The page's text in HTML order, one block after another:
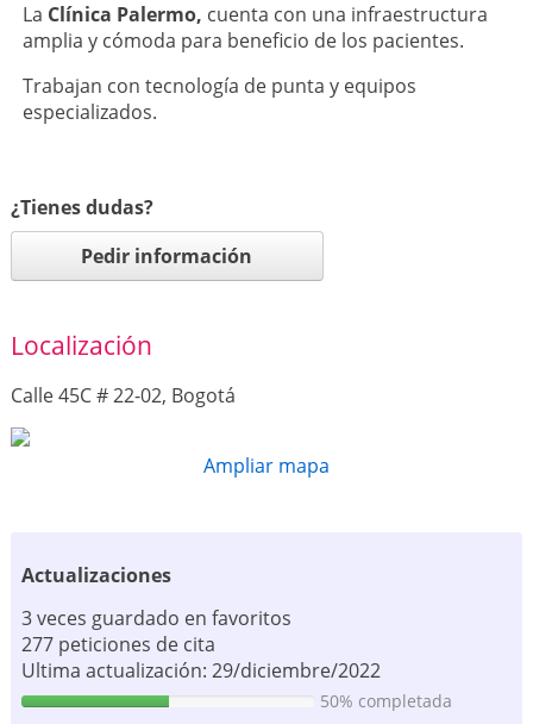
La Clínica Palermo, cuenta con una infraestructura
amplia y cómoda para beneficio de los pacientes.
Trabajan con tecnología de punta y equipos
especializados.
¿Tienes dudas?
Pedir información
Localización
Calle 45C # 22-02, Bogotá
Ampliar mapa
Actualizaciones
3 veces guardado en favoritos
277 peticiones de cita
Ultima actualización: 29/diciembre/2022
50% completada